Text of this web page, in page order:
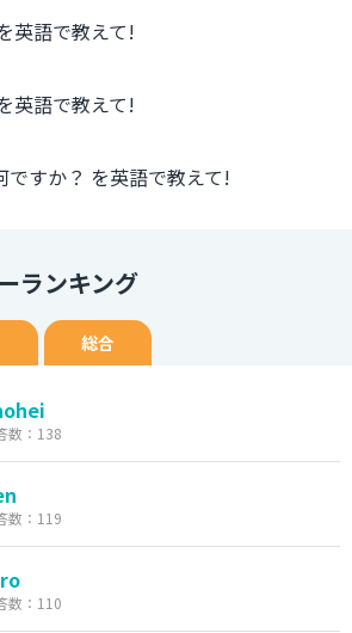
英語で教えて!
英語で教えて!
ですか？ を英語で教えて!
ランキング
総合
数：138
数：119
数：110